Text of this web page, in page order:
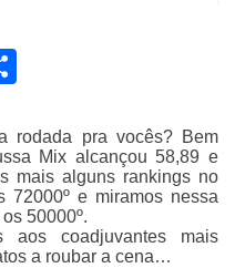
pra vocês? Bem
Mix alcançou 58,89 e
mais alguns rankings no
72000º e miramos nessa
50000º.
aos coadjuvantes mais
a roubar a cena…